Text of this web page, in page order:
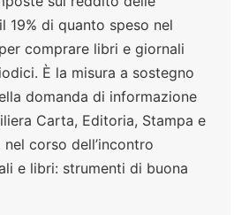
19% di quanto speso nel
comprare libri e giornali
È la misura a sostegno
domanda di informazione
Carta, Editoria, Stampa e
corso dell’incontro
e libri: strumenti di buona